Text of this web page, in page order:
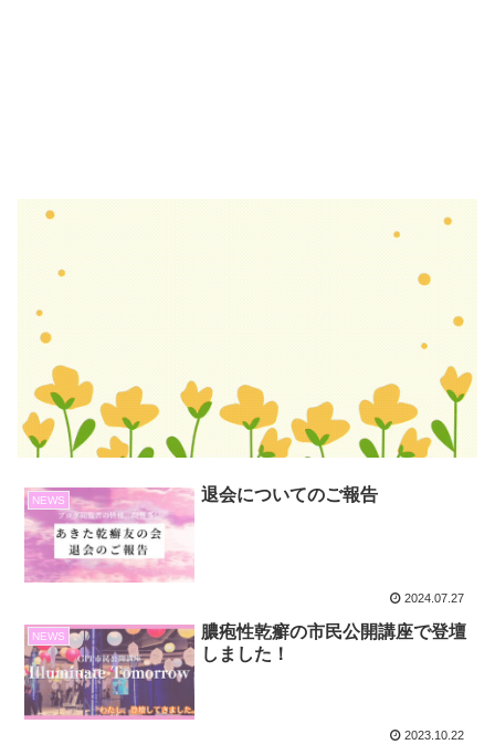
NEWS 退会についてのご報告
2024.07.27
NEWS
膿疱性乾癬の市民公開講座で登壇
しました！
2023.10.22